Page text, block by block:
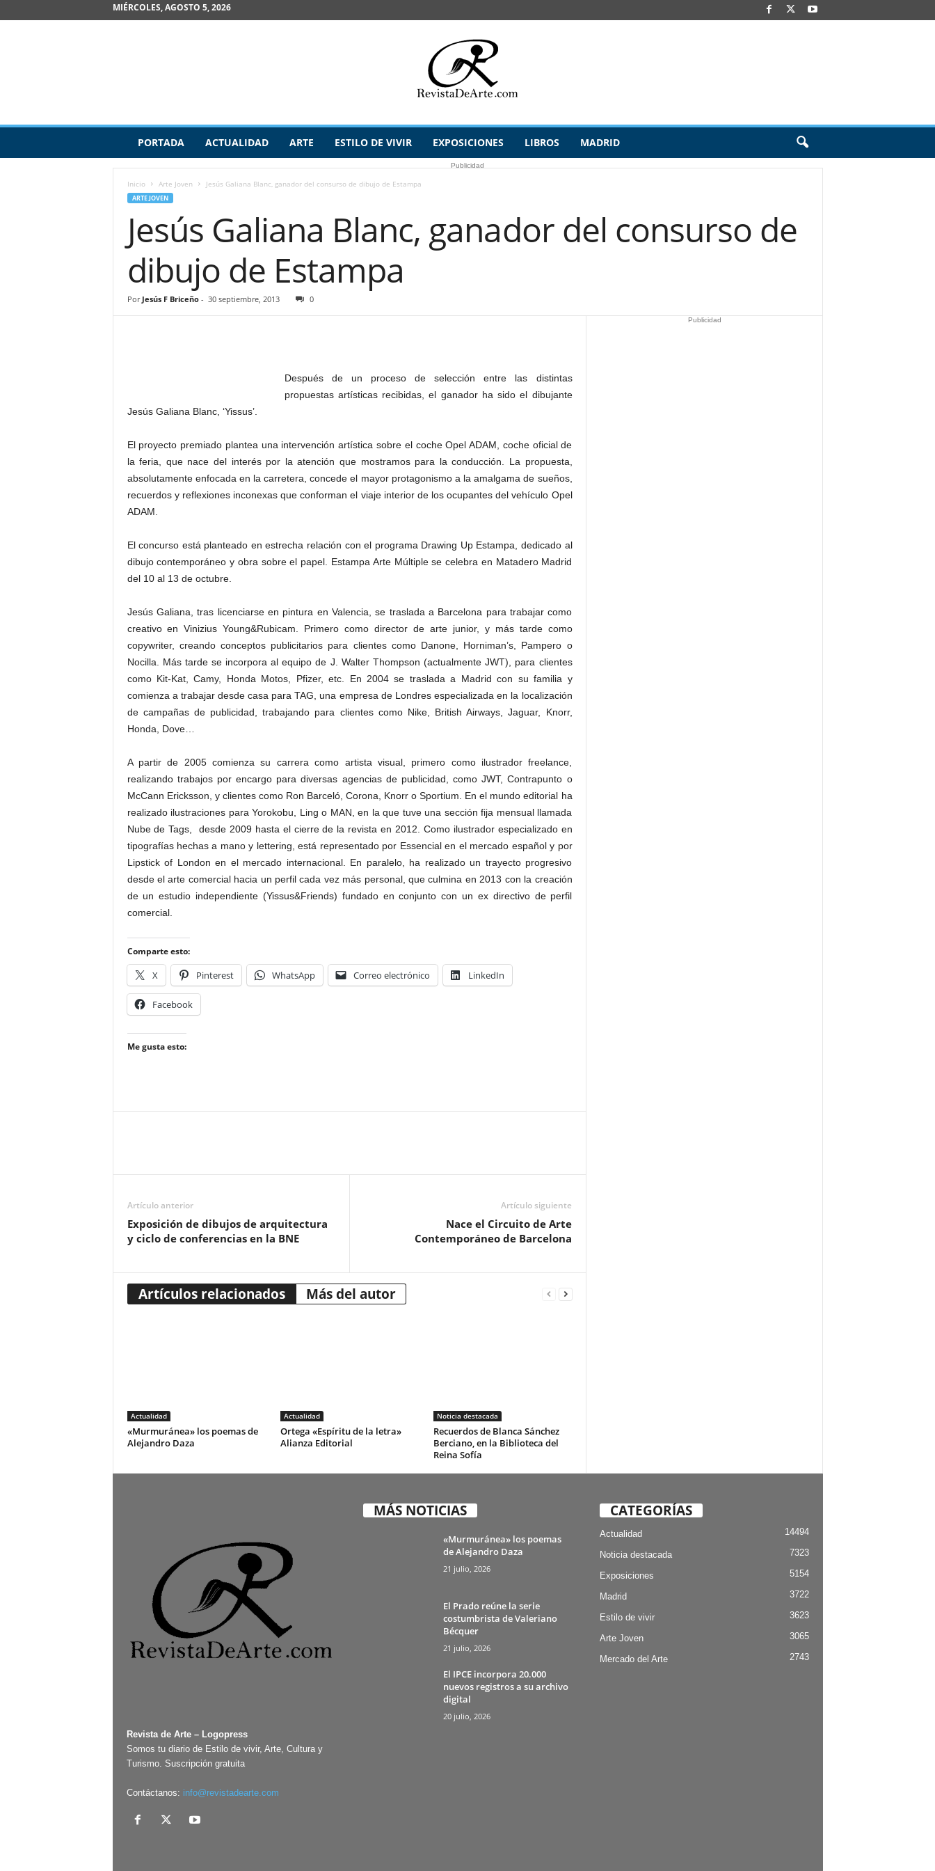
MIÉRCOLES, AGOSTO 5, 2026
v
PORTADA ACTUALIDAD ARTE ESTILO DE VIVIR EXPOSICIONES LIBROS MADRID
Publicidad
Inicio Arte Joven Jesús Galiana Blanc, ganador del consurso de dibujo de Estampa
ARTE JOVEN
Jesús Galiana Blanc, ganador del consurso de
dibujo de Estampa
Por Jesús F Briceño- 30 septiembre, 2013 0
Después de un proceso de selección entre las distintas
propuestas artísticas recibidas, el ganador ha sido el dibujante
Jesús Galiana Blanc, ‘Yissus’.
El proyecto premiado plantea una intervención artística sobre el coche Opel ADAM, coche oficial de
la feria, que nace del interés por la atención que mostramos para la conducción. La propuesta,
absolutamente enfocada en la carretera, concede el mayor protagonismo a la amalgama de sueños,
recuerdos y reflexiones inconexas que conforman el viaje interior de los ocupantes del vehículo Opel
ADAM.
El concurso está planteado en estrecha relación con el programa Drawing Up Estampa, dedicado al
dibujo contemporáneo y obra sobre el papel. Estampa Arte Múltiple se celebra en Matadero Madrid
del 10 al 13 de octubre.
Jesús Galiana, tras licenciarse en pintura en Valencia, se traslada a Barcelona para trabajar como
creativo en Vinizius Young&Rubicam. Primero como director de arte junior, y más tarde como
copywriter, creando conceptos publicitarios para clientes como Danone, Horniman’s, Pampero o
Nocilla. Más tarde se incorpora al equipo de J. Walter Thompson (actualmente JWT), para clientes
como Kit-Kat, Camy, Honda Motos, Pfizer, etc. En 2004 se traslada a Madrid con su familia y
comienza a trabajar desde casa para TAG, una empresa de Londres especializada en la localización
de campañas de publicidad, trabajando para clientes como Nike, British Airways, Jaguar, Knorr,
Honda, Dove…
A partir de 2005 comienza su carrera como artista visual, primero como ilustrador freelance,
realizando trabajos por encargo para diversas agencias de publicidad, como JWT, Contrapunto o
McCann Ericksson, y clientes como Ron Barceló, Corona, Knorr o Sportium. En el mundo editorial ha
realizado ilustraciones para Yorokobu, Ling o MAN, en la que tuve una sección fija mensual llamada
Nube de Tags, desde 2009 hasta el cierre de la revista en 2012. Como ilustrador especializado en
tipografías hechas a mano y lettering, está representado por Essencial en el mercado español y por
Lipstick of London en el mercado internacional. En paralelo, ha realizado un trayecto progresivo
desde el arte comercial hacia un perfil cada vez más personal, que culmina en 2013 con la creación
de un estudio independiente (Yissus&Friends) fundado en conjunto con un ex directivo de perfil
comercial.
Comparte esto:
X Pinterest WhatsApp Correo electrónico LinkedIn
Facebook
Me gusta esto:
Artículo anterior
Exposición de dibujos de arquitectura
y ciclo de conferencias en la BNE
Artículo siguiente
Nace el Circuito de Arte
Contemporáneo de Barcelona
Artículos relacionados Más del autor
Actualidad
«Murmuránea» los poemas de
Alejandro Daza
Actualidad
Ortega «Espíritu de la letra»
Alianza Editorial
Noticia destacada
Recuerdos de Blanca Sánchez
Berciano, en la Biblioteca del
Reina Sofía
Publicidad
Revista de Arte – Logopress
Somos tu diario de Estilo de vivir, Arte, Cultura y
Turismo. Suscripción gratuita
Contáctanos: info@revistadearte.com
MÁS NOTICIAS
«Murmuránea» los poemas
de Alejandro Daza
21 julio, 2026
El Prado reúne la serie
costumbrista de Valeriano
Bécquer
21 julio, 2026
El IPCE incorpora 20.000
nuevos registros a su archivo
digital
20 julio, 2026
CATEGORÍAS
Actualidad 14494
Noticia destacada 7323
Exposiciones 5154
Madrid 3722
Estilo de vivir 3623
Arte Joven 3065
Mercado del Arte 2743